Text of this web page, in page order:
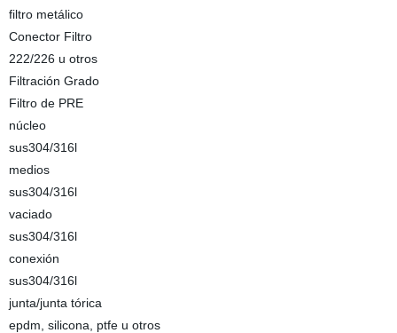
filtro metálico
Conector Filtro
222/226 u otros
Filtración Grado
Filtro de PRE
núcleo
sus304/316l
medios
sus304/316l
vaciado
sus304/316l
conexión
sus304/316l
junta/junta tórica
epdm, silicona, ptfe u otros